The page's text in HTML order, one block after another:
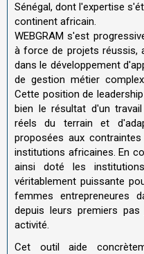
Sénégal, dont l'expertise
continent africain.
WEBGRAM s'est
à force de projets réussis,
dans le développement
de gestion métier
Cette position de
bien le résultat d'un
réels du terrain et
proposées aux
institutions africaines. En
ainsi doté les
véritablement puissante
femmes entrepreneures
depuis leurs premiers
activité.
Cet outil aide